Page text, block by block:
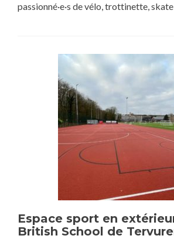
passionné·e·s de vélo, trottinette,
Espace sport en
British School de